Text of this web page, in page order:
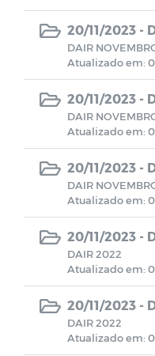
COMITE
20/11/2023 -
DAIR
Atualizado em:
20/11/2023 -
DAIR
Atualizado em:
20/11/2023 -
DAIR
Atualizado em:
20/11/2023 -
DAIR 2022
Atualizado em:
20/11/2023 -
DAIR 2022
Atualizado em: